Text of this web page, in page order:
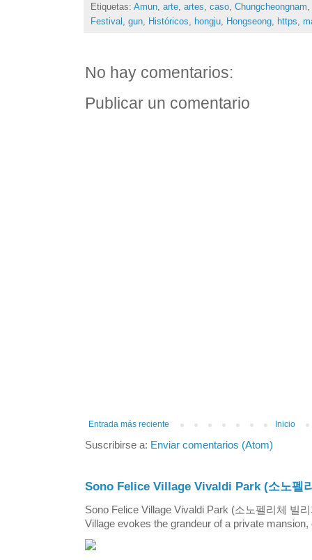
Etiquetas: Amun arte artes caso Chungcheongnam
Festival
gun Históricos hongju Hongseong https
No hay comentarios:
Publicar un comentario
Entrada más reciente Inicio
Suscribirse a: Enviar comentarios (Atom)
Sono Felice Village Vivaldi Park (소노펠
Sono Felice Village Vivaldi Park (소노펠리체 빌
Village evokes the grandeur of a private